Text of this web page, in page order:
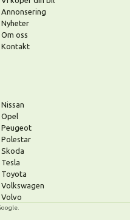
Annonsering
Nyheter
Om oss
Kontakt
Nissan
Opel
Peugeot
Polestar
Skoda
Tesla
Toyota
Volkswagen
Volvo